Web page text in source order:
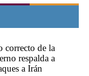
correcto de la
respalda a
a Irán